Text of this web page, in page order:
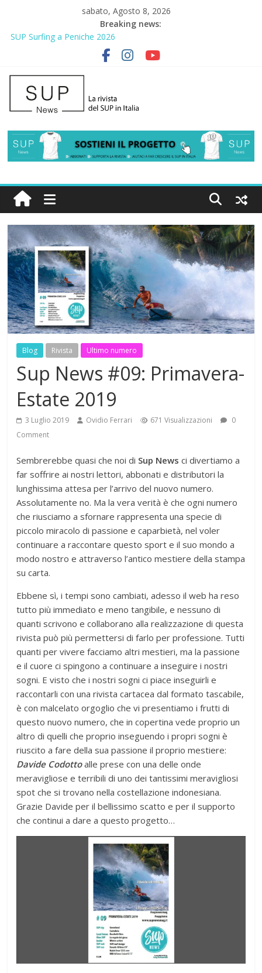
sabato, Agosto 8, 2026
Breaking news:
SUP Surfing a Peniche 2026
AirSUP a Gallico: prima storica gara per Reggio Calabria
Gallico Paddle Fest 2026: sul lungomare di Gallico torna la festa
del SUP
Porto Selvaggio, a lezione di soccorso con la giornata della
prevenzione
2° Urban Sup Trophy: la regata solidale per lo IOR
Blog Rivista Ultimo numero
Sup News #09: Primavera-
Estate 2019
3 Luglio 2019 Ovidio Ferrari 671 Visualizzazioni
0
Comment
Sembrerebbe quasi che noi di Sup News ci divertiamo a
far soffrire ai nostri lettori, abbonati e distributori la
lunghissima attesa per l’arrivo del nuovo numero.
Assolutamente no. Ma la vera verità è che ogni numero
che riusciamo a sfornare rappresenta una specie di
piccolo miracolo di passione e caparbietà, nel voler
continuare a raccontare questo sport e il suo mondo a
modo nostro e attraverso l’antico mestiere della stampa
su carta.
Ebbene sì, i tempi sono cambiati, adesso il web ha reso
tutto più immediato e meno tangibile, e nessuno di
quanti scrivono e collaborano alla realizzazione di questa
rivista può più permettersi di farlo per professione. Tutti
quanti per vivere facciamo altri mestieri, ma la passione
e il cuore ci spingono a continuare a inseguire i nostri
sogni. E visto che i nostri sogni ci piace inseguirli e
raccontarli con una rivista cartacea dal formato tascabile,
è con malcelato orgoglio che vi presentiamo i frutti di
questo nuovo numero, che in copertina vede proprio un
altro di quelli che proprio inseguendo i propri sogni è
riuscito a fare della sua passione il proprio mestiere:
Davide Codottoalle prese con una delle onde
meravigliose e terribili di uno dei tantissimi meravigliosi
spot che si trovano nella costellazione indonesiana.
Grazie Davide per il bellissimo scatto e per il supporto
che continui a dare a questo progetto…